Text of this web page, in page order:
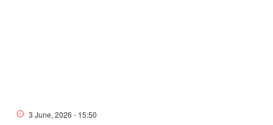
3 June, 2026 - 15:50